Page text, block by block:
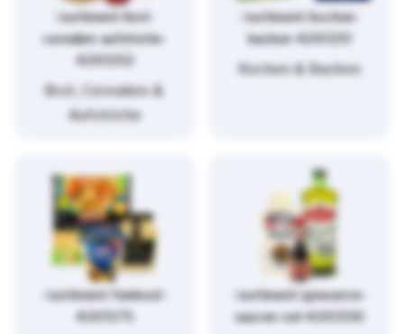
/sortiment/brot-
cerealien-aufstriche-
4261252
Brot, Cerealien &
Aufstriche
/sortiment/kochen-
backen-4261251
Kochen & Backen
/sortiment/feinkost-
4261375
/sortiment/gewuerze-
saucen-oel-4261250